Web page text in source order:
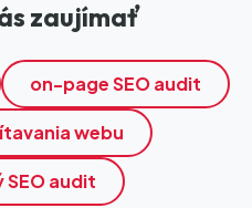
zaujímať
on-page SEO audit
webu
audit